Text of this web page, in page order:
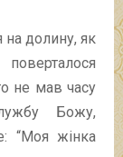
на долину, як
не мав часу
Божу,
“Моя жінка